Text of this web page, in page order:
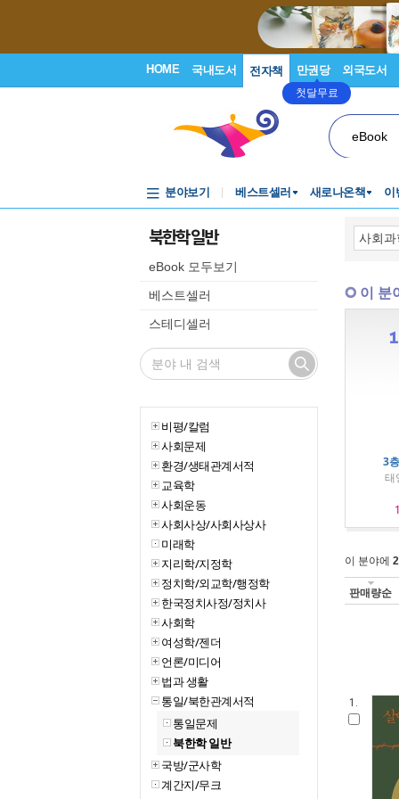
HOME 국내도서 전자책 만권당
첫달무료
외국도서
eBook
분야보기 베스트셀러 새로나온책 이
북한학 일반
eBook 모두보기
베스트셀러
스테디셀러
비평/칼럼
사회문제
환경/생태관계서적
교육학
사회운동
사회사상/사회사상사
미래학
지리학/지정학
정치학/외교학/행정학
한국정치사정/정치사
사회학
여성학/젠더
언론/미디어
법과 생활
통일/북한관계서적
통일문제
북한학 일반
국방/군사학
계간지/무크
이 분
3
태
이 분야에
판매량순
1.